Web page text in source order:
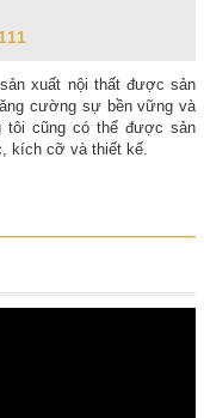
xuất nội thất được sản
cường sự bền vững và
tôi cũng có thể được sản
kích cỡ và thiết kế.